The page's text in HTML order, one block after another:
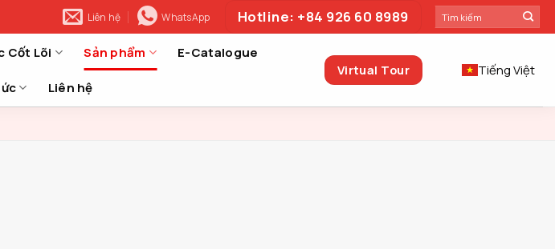
Liên hệ WhatsApp Hotline: +84 926 60 8989
Tìm
kiếm:
Cốt Lõi Sản phẩm E-Catalogue
Liên hệ
Virtual Tour Tiếng Việt